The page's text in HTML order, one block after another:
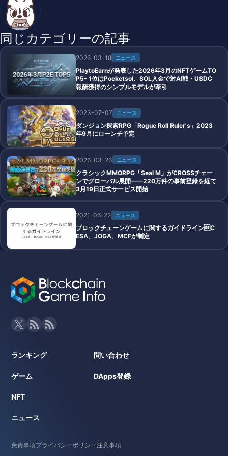
同じカテゴリーの記事
2026-03-18 ニュース
PlaytoEarnが発表した2026年3月のNFTゲームTO
P5- 1位はPocketsol、SOL入金で対AI戦・USDC
報酬獲得のシンプルモデルが牽引
2023-07-07 ニュース
ダンジョン探索RPG「Rogue Roll Ruler's」2023
年9月にローンチ予定
2026-03-23 ニュース
クラシックMMORPG「Seal M」がCROSSチェー
ンでグローバル展開——220万件の事前登録を経て
3月19日正式サービス開始
2021-06-22 ニュース
ブロックチェーンゲームに関するガイドラインC
ESA、JOGA、MCFが制定
ランキング
ゲーム
NFT
ニュース
問い合わせ
DApps登録
免責事項プライバシーポリシー注意事項